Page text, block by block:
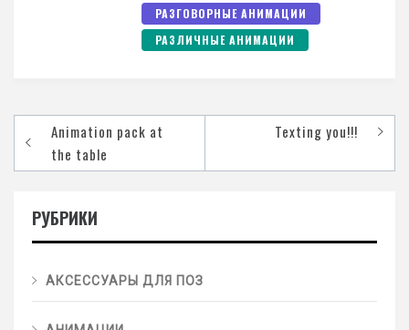
РАЗГОВОРНЫЕ АНИМАЦИИ
РАЗЛИЧНЫЕ АНИМАЦИИ
Animation pack at
the table
Texting you!!!
РУБРИКИ
АКСЕССУАРЫ ДЛЯ ПОЗ